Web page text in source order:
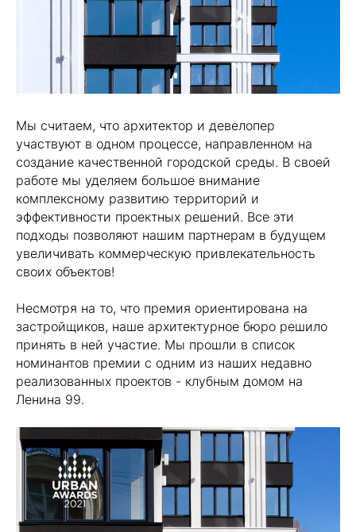
Мы считаем, что архитектор и девелопер
участвуют в одном процессе, направленном на
создание качественной городской среды. В своей
работе мы уделяем большое внимание
комплексному развитию территорий и
эффективности проектных решений. Все эти
подходы позволяют нашим партнерам в будущем
увеличивать коммерческую привлекательность
своих объектов!
Несмотря на то, что премия ориентирована на
застройщиков, наше архитектурное бюро решило
принять в ней участие. Мы прошли в список
номинантов премии с одним из наших недавно
реализованных проектов - клубным домом на
Ленина 99.